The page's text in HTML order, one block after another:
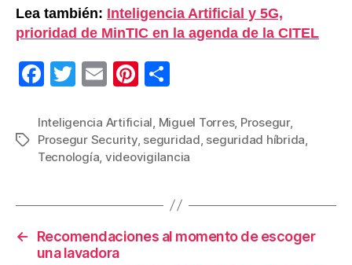
Lea también: Inteligencia Artificial y 5G,
prioridad de MinTIC en la agenda de la CITEL
F
c
e
o
o
k
T
tt
er
E
ail
Pi
er
e
m
p
tir
Etiquetas
Inteligencia Artificial Miguel Torres, Prosegur,
Prosegur Security, seguridad seguridad híbrida
Tecnología videovigilancia
←
Recomendaciones al momento de escoger
una lavadora